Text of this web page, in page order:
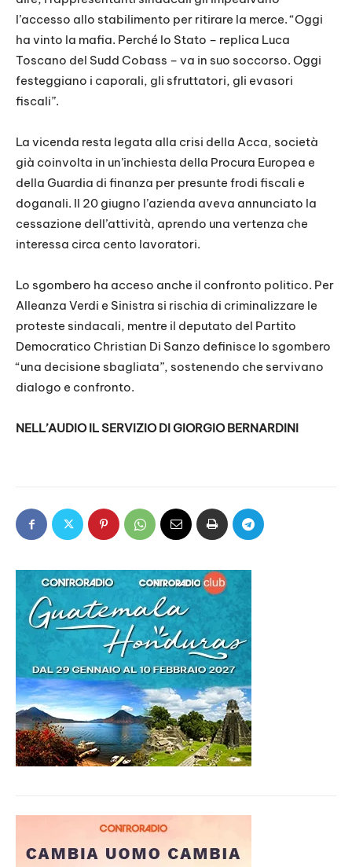
l’accesso allo stabilimento per ritirare la merce. “Oggi
ha vinto la mafia. Perché lo Stato – replica Luca
Toscano del Sudd Cobass – va in suo soccorso. Oggi
festeggiano i caporali, gli sfruttatori, gli evasori
fiscali”.
La vicenda resta legata alla crisi della Acca, società
già coinvolta in un’inchiesta della Procura Europea e
della Guardia di finanza per presunte frodi fiscali e
doganali. Il 20 giugno l’azienda aveva annunciato la
cessazione dell’attività, aprendo una vertenza che
interessa circa cento lavoratori.
Lo sgombero ha acceso anche il confronto politico. Per
Alleanza Verdi e Sinistra si rischia di criminalizzare le
proteste sindacali, mentre il deputato del Partito
Democratico Christian Di Sanzo definisce lo sgombero
“una decisione sbagliata”, sostenendo che servivano
dialogo e confronto.
NELL’AUDIO IL SERVIZIO DI GIORGIO BERNARDINI